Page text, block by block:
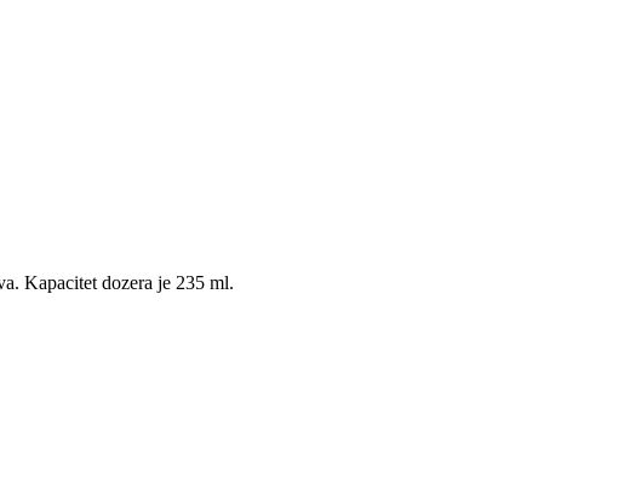
Kapacitet dozera je 235 ml.